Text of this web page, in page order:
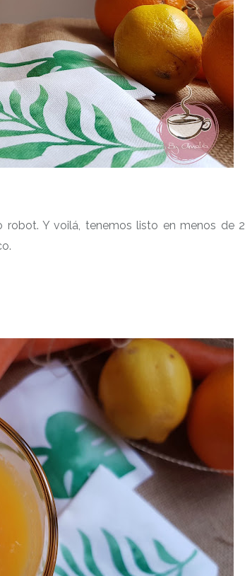
robot. Y voilá, tenemos listo en menos de 2